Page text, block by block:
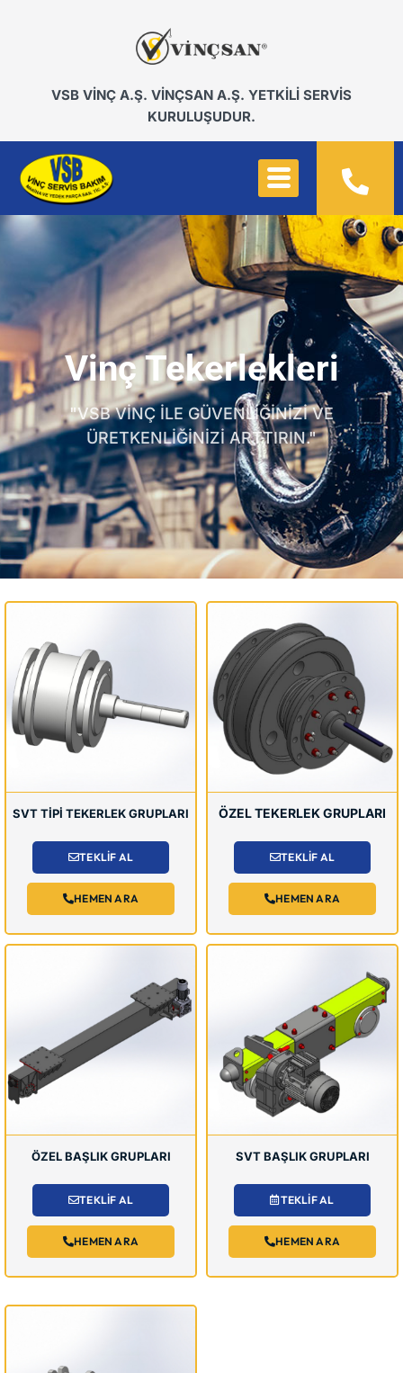
VSB VİNÇ A.Ş. VİNÇSAN A.Ş. YETKİLİ SERVİS
KURULUŞUDUR.
Vinç Tekerlekleri
"VSB VİNÇ İLE GÜVENLİĞİNİZİ VE
ÜRETKENLİĞİNİZİ ARTTIRIN."
SVT TİPİ TEKERLEK GRUPLARI
TEKLİF AL
HEMEN ARA
ÖZEL TEKERLEK GRUPLARI
TEKLİF AL
HEMEN ARA
ÖZEL BAŞLIK GRUPLARI
TEKLİF AL
HEMEN ARA
SVT BAŞLIK GRUPLARI
TEKLİF AL
HEMEN ARA